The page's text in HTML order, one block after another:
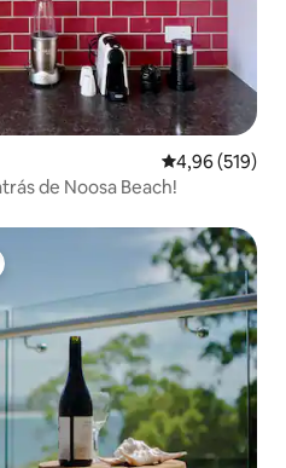
4,96 de uma
4,96 (519)
de Noosa Beach!
dos hóspedes